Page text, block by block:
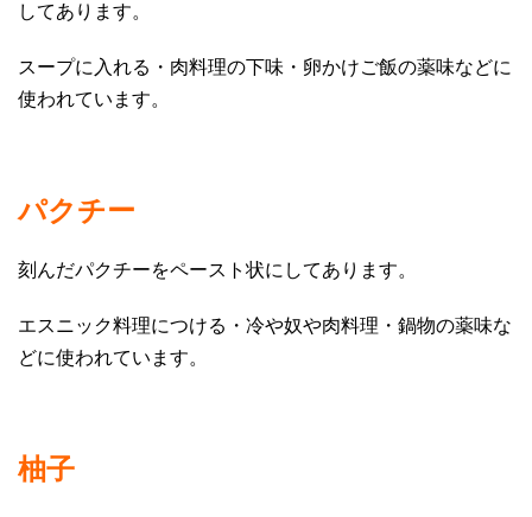
してあります。
スープに入れる・肉料理の下味・卵かけご飯の薬味などに
使われています。
パクチー
刻んだパクチーをペースト状にしてあります。
エスニック料理につける・冷や奴や肉料理・鍋物の薬味な
どに使われています。
柚子